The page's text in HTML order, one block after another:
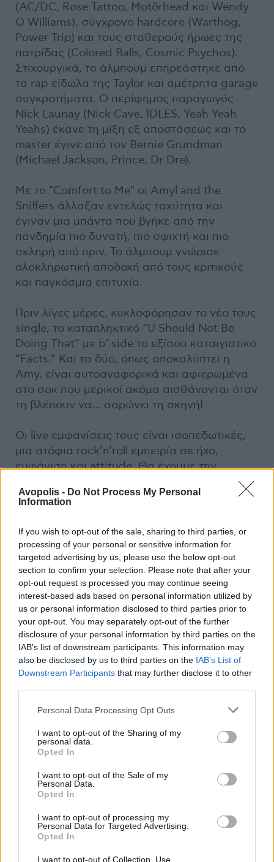
Avopolis - Do Not Process My Personal
Information
If you wish to opt-out of the sale, sharing to third parties, or
processing of your personal or sensitive information for
targeted advertising by us, please use the below opt-out
section to confirm your selection. Please note that after your
opt-out request is processed you may continue seeing
interest-based ads based on personal information utilized by
us or personal information disclosed to third parties prior to
your opt-out. You may separately opt-out of the further
disclosure of your personal information by third parties on the
IAB’s list of downstream participants. This information may
also be disclosed by us to third parties on the IAB’s List of
Downstream Participants that may further disclose it to other
Personal Data Processing Opt Outs
I want to opt-out of the Sharing of my
personal data.
Opted In
I want to opt-out of the Sale of my
Personal Data.
Opted In
I want to opt-out of processing my
Personal Data for Targeted Advertising.
Opted In
I want to opt-out of Collection, Use,
(AC/DC, Rose Tattoo, Motörhead και Wendy
O Williams), σύγχρονο hardcore (Warthog,
Power Trip) και τους σταθερούς ήρωες της
πατρίδας (Colored Balls, Cosmic Psychos).
Στιχουργικά, το άλμπουμ επηρεάστηκε από
τα rap είδωλα της Taylor και αμέτρητα garage
συγκροτήματα. Ο περίφημος παραγωγός
Nick Launay (Nick Cave, IDLES, Yeah Yeah
Yeahs) έκανε τη μίξη εξ αποστάσεως και το
master έγινε από τον Bernie Grundman
(Michael Jackson, Prince, Dr Dre).
Με το "Comfort to Me" οι Amyl and the
Sniffers άλλαξαν εντελώς ταχύτητα και
έγιναν μια μπάντα που βγήκε από την
πανδημία πιο δυνατή, πιο σφιχτή και πιο
σκληρή από πριν. Το άλμπουμ γνώρισε
ολοκληρωτική αποδοχή από τους κριτικούς
και παγκόσμια επιτυχία.
Πριν λίγες μέρες, κυκλοφόρησαν το νέο τους
single, το καταπληκτικό “U Should Not Be
Doing That” με b' side το εξίσου καταιγιστικό
“Facts.” Και τα δύο, όπως αποκαλύπτει η
Amy, είναι αυτοαναφορικά και αφιερωμένα
στο σοκ που μερικοί ακόμα αισθάνονται όταν
τη βλέπουν να... σαρώνει τη σκηνή!
Οι live εμφανίσεις τους είναι ισοπεδωτικές,
μια ατόφια rock’n’roll εμπειρία σε ήχο,
εμφάνιση και attitude. Θα έχουμε την
στις 29/11, στο Floyd, ακριβώς την ώρα που
Follow Amyl and the Sniffers
Official Website | Facebook| Instagram |
YouTube/Spotify
Follow Floyd
Official Website | Facebook| Instagram |
TikTok| YouTube